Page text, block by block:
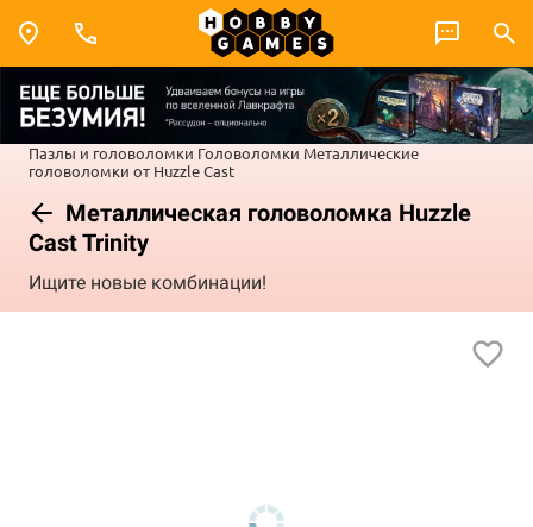
Пазлы и головоломки Головоломки Металлические
головоломки от Huzzle Cast
Металлическая головоломка Huzzle
Cast Trinity
Ищите новые комбинации!